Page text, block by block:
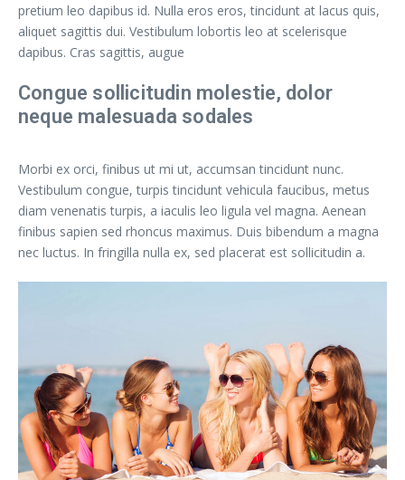
pretium leo dapibus id. Nulla eros eros, tincidunt at lacus quis,
aliquet sagittis dui. Vestibulum lobortis leo at scelerisque
dapibus. Cras sagittis, augue
Congue sollicitudin molestie, dolor
neque malesuada sodales
Morbi ex orci, finibus ut mi ut, accumsan tincidunt nunc.
Vestibulum congue, turpis tincidunt vehicula faucibus, metus
diam venenatis turpis, a iaculis leo ligula vel magna. Aenean
finibus sapien sed rhoncus maximus. Duis bibendum a magna
nec luctus. In fringilla nulla ex, sed placerat est sollicitudin a.